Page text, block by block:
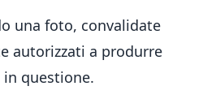
una foto, convalidate
autorizzati a produrre
questione.